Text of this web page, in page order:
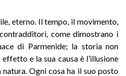
eterno. Il tempo, il movimento,
ditori, come dimostrano i
di Parmenide; la storia non
e la sua causa è l’illusione
Ogni cosa ha il suo posto